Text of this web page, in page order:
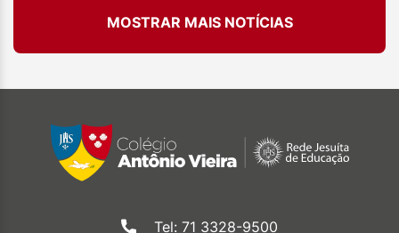
MOSTRAR MAIS NOTÍCIAS
Tel: 71 3328-9500